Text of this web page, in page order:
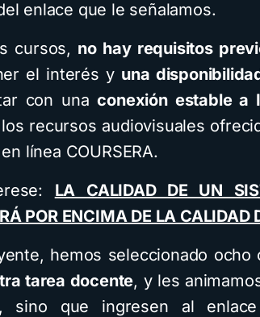
enlace que le señalamos.
cursos, no hay requisitos
el interés y una
con unaconexión estable a
recursos audiovisuales
línea COURSERA.
LA CALIDAD DE UN
POR ENCIMA DE LA CALIDAD
hemos seleccionado
tarea docente, y les
sino que ingresen al